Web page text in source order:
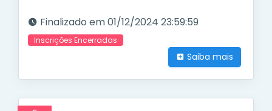
Finalizado em 01/12/2024 23:59:59
Inscrições Encerradas
Saiba mais